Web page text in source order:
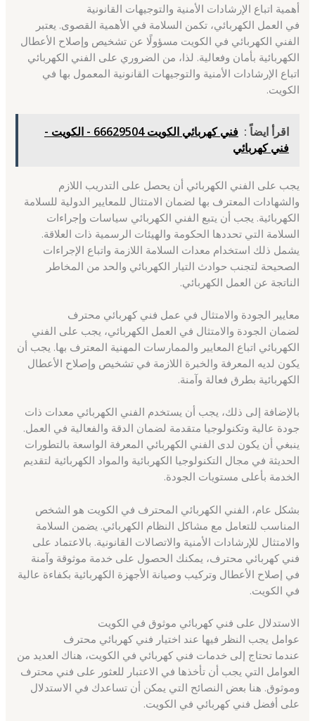
أهمية اتباع الإرشادات الأمنية والتوجيهات القانونية
في العمل الكهربائي، تكمن السلامة في الأهمية القصوى. يعتبر
الفني الكهربائي في الكويت مسؤولًا عن تشخيص وإصلاح الأعطال
الكهربائية بأمان وفعالية. لذا، من الضروري على الفني الكهربائي
اتباع الإرشادات الأمنية والتوجيهات القانونية المعمول بها في
الكويت.
اقرأ ايضاً :
فني كهربائي الكويت 66629504 - الكويت -
فني كهربائي
يجب على الفني الكهربائي أن يحصل على التدريب اللازم
والشهادات المعترف بها لضمان الامتثال للمعايير الدولية للسلامة
الكهربائية. يجب أن يتبع الفني الكهربائي سياسات وإجراءات
السلامة التي تحددها الحكومة والهيئات الرسمية ذات العلاقة.
يشمل ذلك استخدام معدات السلامة اللازمة واتباع الإجراءات
الصحيحة لتجنب حوادث التيار الكهربائي والحد من المخاطر
الناتجة عن العمل الكهربائي.
معايير الجودة والامتثال في عمل فني كهربائي محترف
لضمان الجودة والامتثال في العمل الكهربائي، يجب على الفني
الكهربائي اتباع المعايير والممارسات المهنية المعترف بها. يجب أن
يكون لديه المعرفة والخبرة اللازمة في تشخيص وإصلاح الأعطال
الكهربائية بطرق فعالة وآمنة.
بالإضافة إلى ذلك، يجب أن يستخدم الفني الكهربائي معدات ذات
جودة عالية وتكنولوجيا متقدمة لضمان الدقة والفعالية في العمل.
ينبغي أن يكون لدى الفني الكهربائي المعرفة الواسعة بالتطورات
الحديثة في مجال التكنولوجيا الكهربائية والمواد الكهربائية لتقديم
الخدمة بأعلى مستويات الجودة.
بشكل عام، الفني الكهربائي المحترف في الكويت هو الشخص
المناسب للتعامل مع مشاكل النظام الكهربائي. يضمن السلامة
والامتثال للإرشادات الأمنية والاتصالات القانونية. بالاعتماد على
فني كهربائي محترف، يمكنك الحصول على خدمة موثوقة وآمنة
في إصلاح الأعطال وتركيب وصيانة الأجهزة الكهربائية بكفاءة عالية
في الكويت.
الاستدلال على فني كهربائي موثوق في الكويت
عوامل يجب النظر فيها عند اختيار فني كهربائي محترف
عندما تحتاج إلى خدمات فني كهربائي في الكويت، هناك العديد من
العوامل التي يجب أن تأخذها في الاعتبار للعثور على فني محترف
وموثوق. هنا بعض النصائح التي يمكن أن تساعدك في الاستدلال
على أفضل فني كهربائي في الكويت.